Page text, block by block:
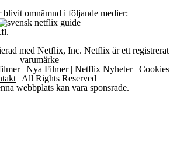
omnämnd i följande medier:
med Netflix, Inc. Netflix är ett registrerat
varumärke
| Nya Filmer| Netflix Nyheter| Cookies
| All Rights Reserved
webbplats kan vara sponsrade.